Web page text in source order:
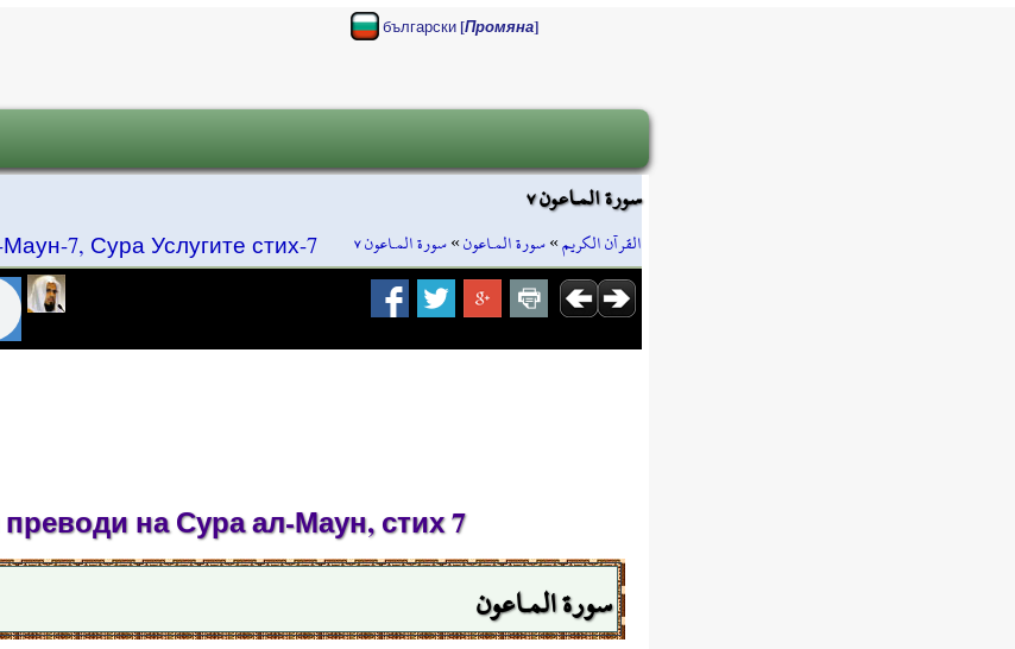
български[Промяна]
سورة المـاعون ٧
القرآن الكريم»سورة المـاعون»سورة المـاعون ٧ 7, Сура Услугите стих-7
на Сура ал-Маун, стих 7
سورة المـاعون